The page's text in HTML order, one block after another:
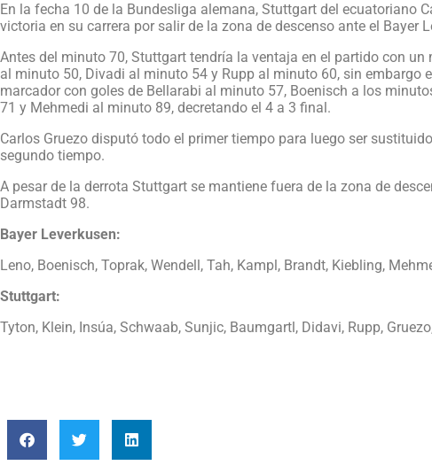
En la fecha 10 de la Bundesliga alemana, Stuttgart del ecuatoriano
victoria en su carrera por salir de la zona de descenso ante el Bayer
Antes del minuto 70, Stuttgart tendría la ventaja en el partido con
al minuto 50, Divadi al minuto 54 y Rupp al minuto 60, sin embargo
marcador con goles de Bellarabi al minuto 57, Boenisch a los
71 y Mehmedi al minuto 89, decretando el 4 a 3 final.
Carlos Gruezo disputó todo el primer tiempo para luego ser
segundo tiempo.
A pesar de la derrota Stuttgart se mantiene fuera de la zona de
Darmstadt 98.
Bayer Leverkusen:
Leno, Boenisch, Toprak, Wendell, Tah, Kampl, Brandt, Kiebling,
Stuttgart:
Tyton, Klein, Insúa, Schwaab, Sunjic, Baumgartl, Didavi, Rupp,